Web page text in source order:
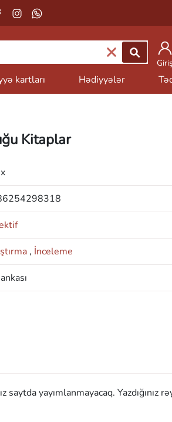
kartları Hədiyyələr
Kitaplar
, İnceleme
yayımlanmayacaq. Yazdığınız